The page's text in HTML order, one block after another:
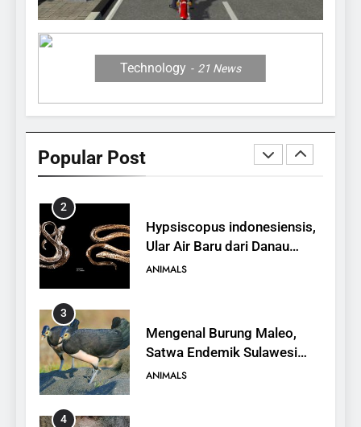
Technology 21 News
Popular Post
12 Fakta Memukau dari
Jerapah
ANIMALS
1
Antelope, Si Antelop
2
Hypsiscopus indonesiensis,
Ular Air Baru dari Danau
Towuti
ANIMALS
3
Mengenal Burung Maleo,
Satwa Endemik Sulawesi
yang Terancam Punah
ANIMALS
4